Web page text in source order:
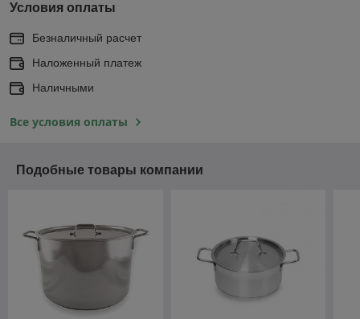
Условия оплаты
Безналичный расчет
Наложенный платеж
Наличными
Все условия оплаты
Подобные товары компании